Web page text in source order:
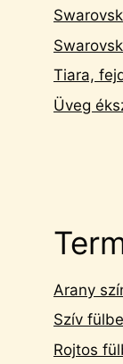
Tiara,
Üveg
Arany
Szív
Rojtos